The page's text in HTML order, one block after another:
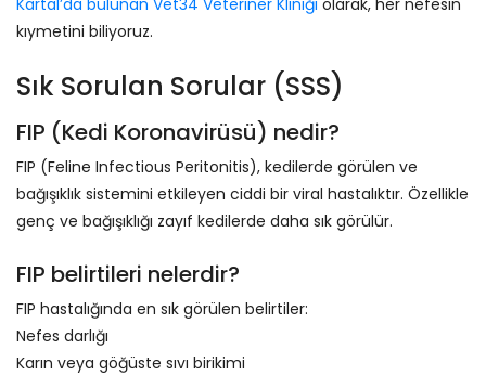
kıymetini biliyoruz.
Sık Sorulan Sorular (SSS)
FIP (Kedi Koronavirüsü) nedir?
FIP (Feline Infectious Peritonitis), kedilerde görülen ve
bağışıklık sistemini etkileyen ciddi bir viral hastalıktır. Özellikle
genç ve bağışıklığı zayıf kedilerde daha sık görülür.
FIP belirtileri nelerdir?
FIP hastalığında en sık görülen belirtiler:
Nefes darlığı
Karın veya göğüste sıvı birikimi